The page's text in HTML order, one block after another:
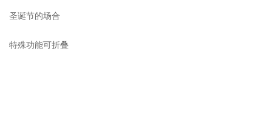
圣诞节的场合
特殊功能可折叠